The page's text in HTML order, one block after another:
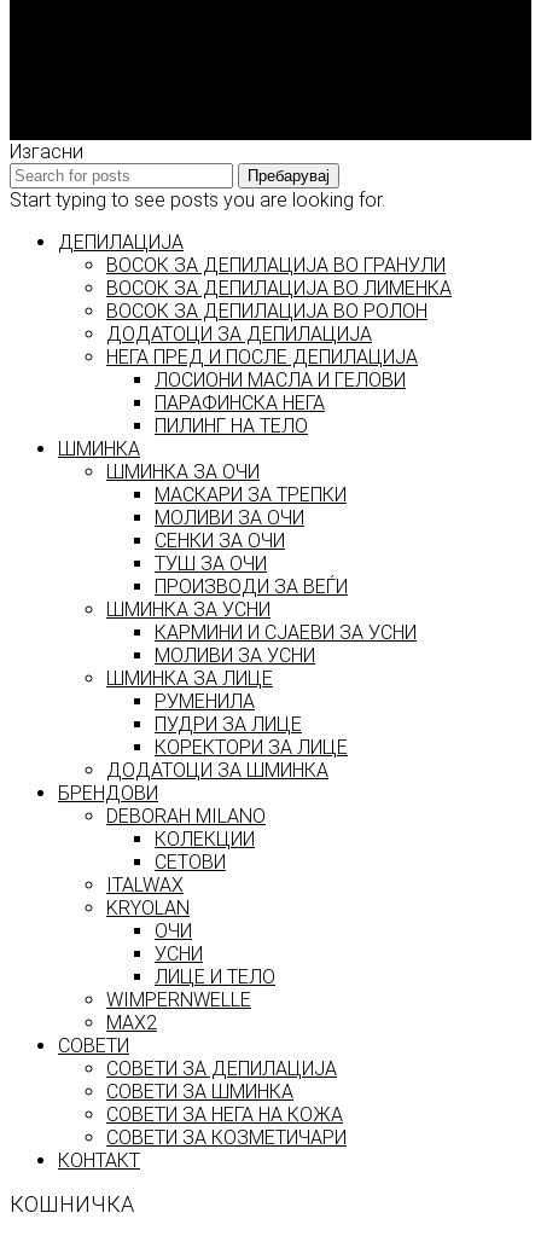
Изгасни
Пребарувај
Start typing to see posts you are looking for.
ДЕПИЛАЦИЈА
ВОСОК ЗА ДЕПИЛАЦИЈА ВО ГРАНУЛИ
ВОСОК ЗА ДЕПИЛАЦИЈА ВО ЛИМЕНКА
ВОСОК ЗА ДЕПИЛАЦИЈА ВО РОЛОН
ДОДАТОЦИ ЗА ДЕПИЛАЦИЈА
НЕГА ПРЕД И ПОСЛЕ ДЕПИЛАЦИЈА
ЛОСИОНИ МАСЛА И ГЕЛОВИ
ПАРАФИНСКА НЕГА
ПИЛИНГ НА ТЕЛО
ШМИНКА
ШМИНКА ЗА ОЧИ
МАСКАРИ ЗА ТРЕПКИ
МОЛИВИ ЗА ОЧИ
СЕНКИ ЗА ОЧИ
ТУШ ЗА ОЧИ
ПРОИЗВОДИ ЗА ВЕЃИ
ШМИНКА ЗА УСНИ
КАРМИНИ И СЈАЕВИ ЗА УСНИ
МОЛИВИ ЗА УСНИ
ШМИНКА ЗА ЛИЦЕ
РУМЕНИЛА
ПУДРИ ЗА ЛИЦЕ
КОРЕКТОРИ ЗА ЛИЦЕ
ДОДАТОЦИ ЗА ШМИНКА
БРЕНДОВИ
DEBORAH MILANO
КОЛЕКЦИИ
СЕТОВИ
ITALWAX
KRYOLAN
ОЧИ
УСНИ
ЛИЦЕ И ТЕЛО
WIMPERNWELLE
MAX2
СОВЕТИ
СОВЕТИ ЗА ДЕПИЛАЦИЈА
СОВЕТИ ЗА ШМИНКА
СОВЕТИ ЗА НЕГА НА КОЖА
СОВЕТИ ЗА КОЗМЕТИЧАРИ
КОНТАКТ
КОШНИЧКА